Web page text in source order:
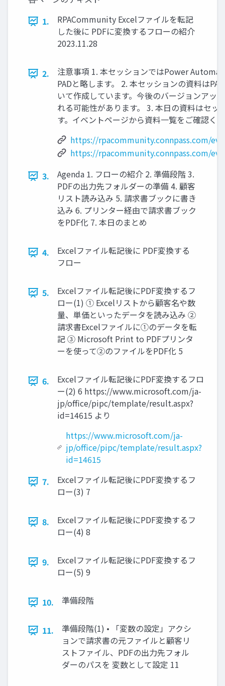
1.
RPACommunity Excelファイルを転記
した後に PDFに変換するフローの紹介
2023.11.28
2.
注意事項 1. 本セッションではPower
PADと略します。 2. 本セッションの資料は
いて作成しています。今後のバージョンアッ
れる可能性があります。 3. 本日の資料はセッ
す。イベントページから資料一覧をご確認く
https://rpacommunity.connpass.com/
https://rpacommunity.connpass.com/
3.
Agenda 1. フローの紹介 2. 準備段階 3.
PDFの出力先フォルダーの準備 4. 顧客
リスト読み込み 5. 請求書ブックに書き
込み 6. プリンター経由で請求書ブック
をPDF化 7. 本日のまとめ
4.
Excelファイル転記後に PDF変換する
フロー
5.
Excelファイル転記後にPDF変換するフ
ロー(1) ① Excelリストから顧客名や数
量、単価といったデータを読み込み ②
請求書Excelファイルに①のデータを転
記 ③ Microsoft Print to PDFプリンタ
ーを使って②のファイルをPDF化 5
6.
Excelファイル転記後にPDF変換するフロ
ー(2) 6 https://www.microsoft.com/ja-
jp/office/pipc/template/result.aspx?
id=14615 より
https://www.microsoft.com/ja-
jp/office/pipc/template/result.aspx?
id=14615
7.
Excelファイル転記後にPDF変換するフ
ロー(3) 7
8.
Excelファイル転記後にPDF変換するフ
ロー(4) 8
9.
Excelファイル転記後にPDF変換するフ
ロー(5) 9
10. 準備段階
11.
準備段階(1) • 「変数の設定」アクシ
ョンで請求書の元ファイルと顧客リ
ストファイル、PDFの出力先フォル
ダーのパスを 変数として設定 11